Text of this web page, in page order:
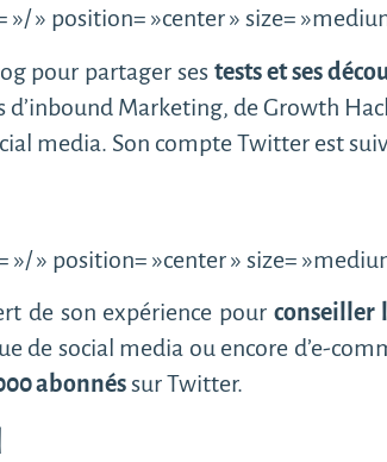
»/ » position= »center » size=
pour partager ses tests et ses
d’inbound Marketing, de Growth
media. Son compte Twitter est
»/ » position= »center » size=
de son expérience pour conseiller
de social media ou encore d’e-
abonnéssur Twitter.